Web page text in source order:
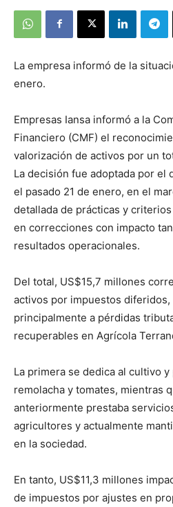
La empresa informó de la
enero.
Empresas Iansa informó a la
Financiero (CMF) el
valorización de activos por un
La decisión fue adoptada por el
el pasado 21 de enero, en el
detallada de prácticas y
en correcciones con impacto
resultados operacionales.
Del total, US$15,7 millones
activos por impuestos diferidos,
principalmente a pérdidas
recuperables en Agrícola
La primera se dedica al cultivo
remolacha y tomates, mientras
anteriormente prestaba
agricultores y actualmente
en la sociedad.
En tanto, US$11,3 millones
de impuestos por ajustes en